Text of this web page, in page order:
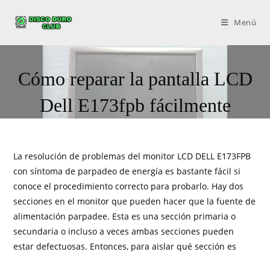
Menú
Cómo reparar la pantalla LCD
Dell E173fpb fácilmente
La resolución de problemas del monitor LCD DELL E173FPB
con síntoma de parpadeo de energía es bastante fácil si
conoce el procedimiento correcto para probarlo. Hay dos
secciones en el monitor que pueden hacer que la fuente de
alimentación parpadee. Esta es una sección primaria o
secundaria o incluso a veces ambas secciones pueden
estar defectuosas. Entonces, para aislar qué sección es